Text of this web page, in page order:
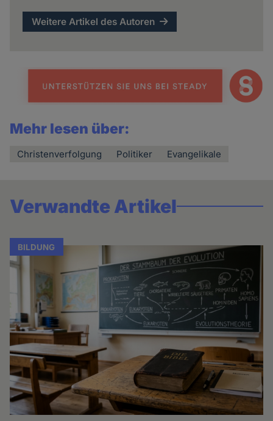
Weitere Artikel des Autoren
Mehr lesen über:
Christenverfolgung Politiker Evangelikale
Verwandte Artikel
BILDUNG